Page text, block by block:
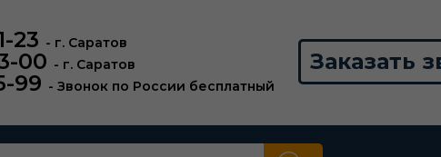
23 - г. Саратов
00 - г. Саратов
99 - Звонок по России бесплатный
Заказать